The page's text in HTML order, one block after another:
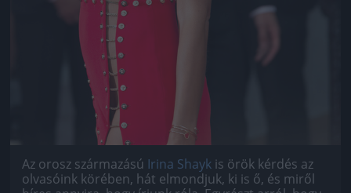
Az orosz származású Irina Shayk is örök kérdés az
olvasóink körében, hát elmondjuk, ki is ő, és miről